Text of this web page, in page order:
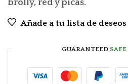
brolly, red y picas.
Añade a tu lista de deseos
GUARANTEED SAFE